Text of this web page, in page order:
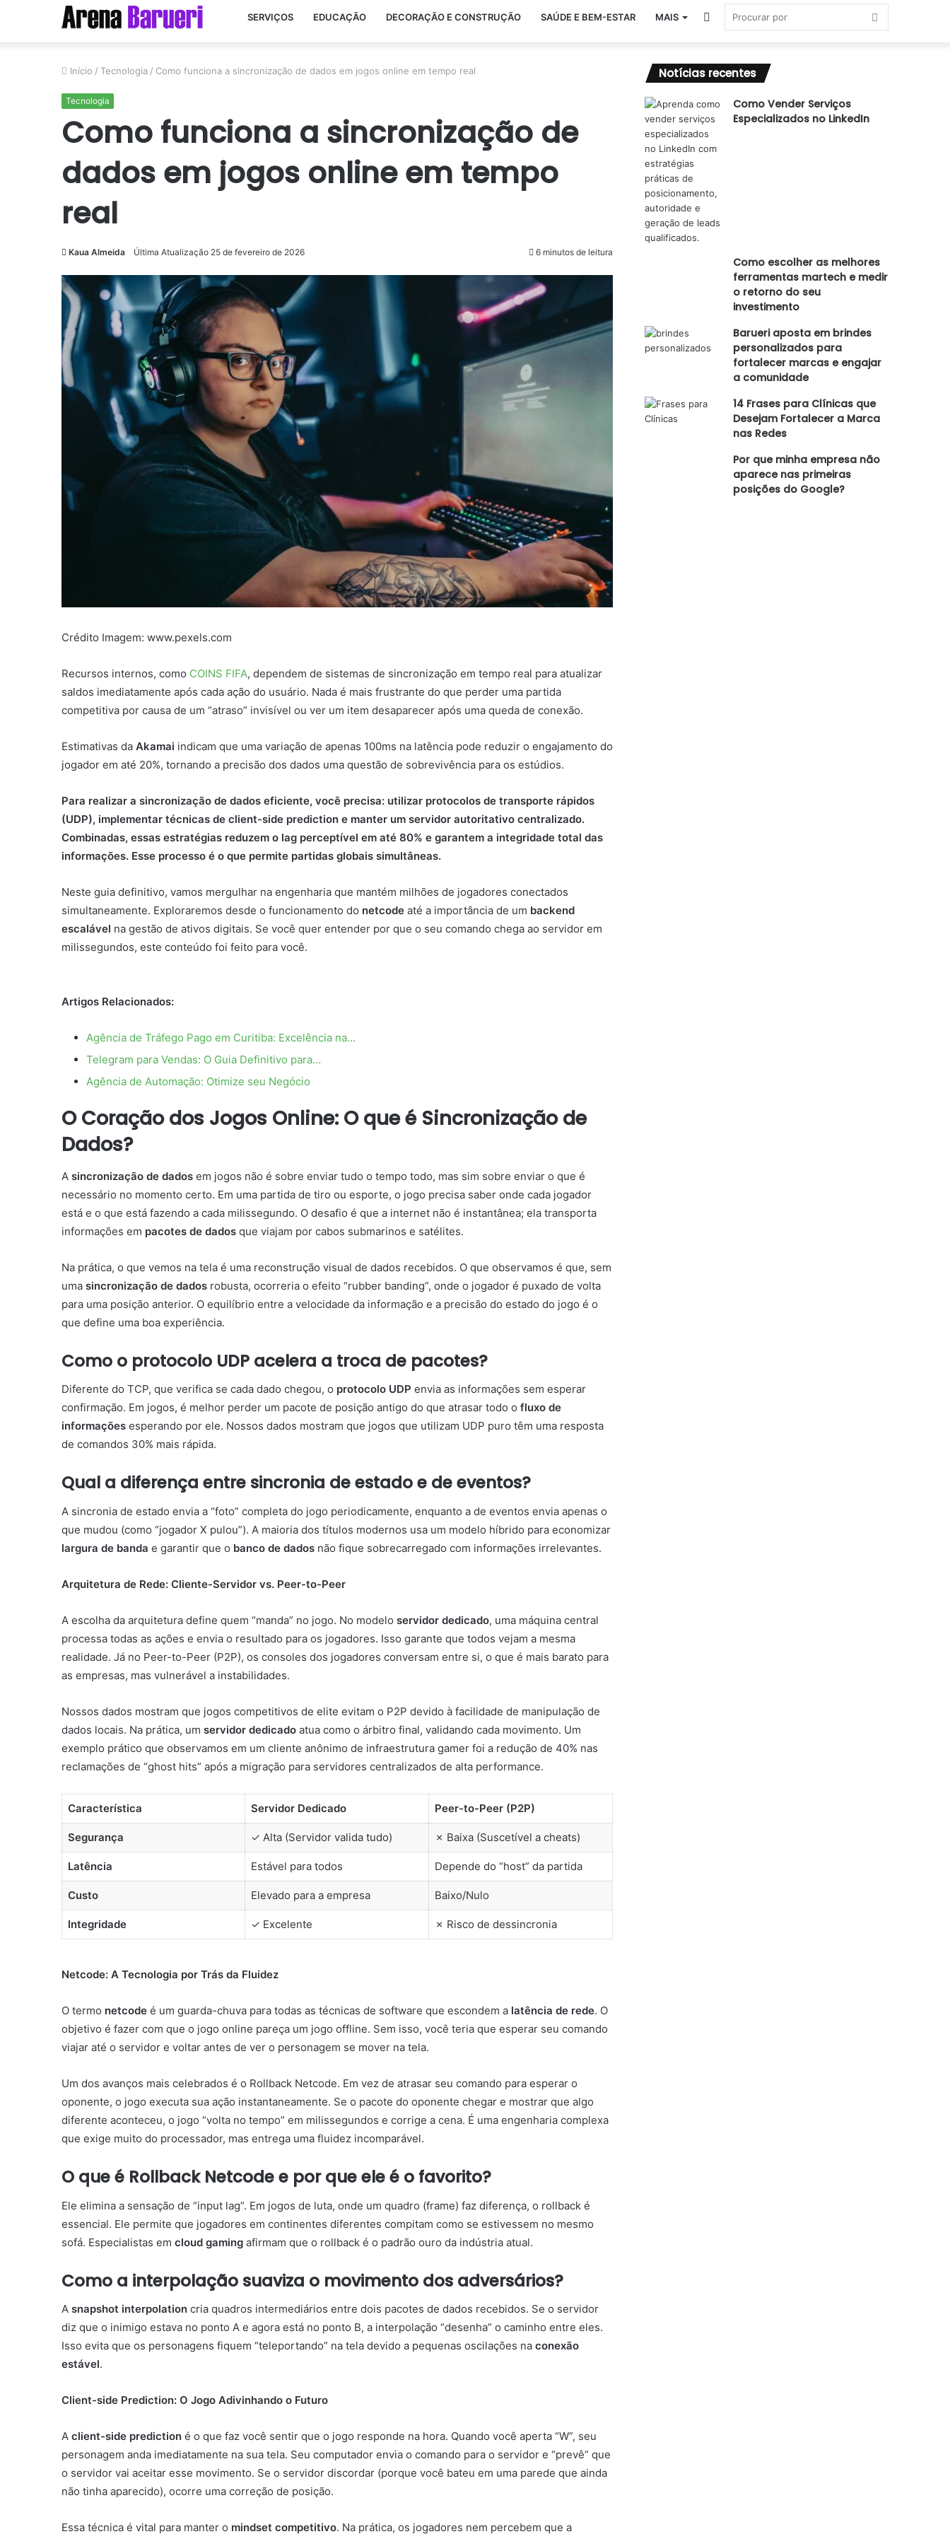
SERVIÇOS EDUCAÇÃO DECORAÇÃO E CONSTRUÇÃO SAÚDE E BEM-ESTAR MAIS Procurar
Switch
Início / Tecnologia / Como funciona a sincronização de dados em jogos online em tempo real
Tecnologia
Como funciona a sincronização de
dados em jogos online em tempo
real
Kaua Almeida Última Atualização 25 de fevereiro de 2026 6 minutos de leitura
Crédito Imagem: www.pexels.com
Recursos internos, como COINS FIFA, dependem de sistemas de sincronização em tempo real para atualizar
saldos imediatamente após cada ação do usuário. Nada é mais frustrante do que perder uma partida
competitiva por causa de um “atraso” invisível ou ver um item desaparecer após uma queda de conexão.
Estimativas da Akamai indicam que uma variação de apenas 100ms na latência pode reduzir o engajamento do
jogador em até 20%, tornando a precisão dos dados uma questão de sobrevivência para os estúdios.
Para realizar a sincronização de dados eficiente, você precisa: utilizar protocolos de transporte rápidos
(UDP), implementar técnicas de client-side prediction e manter um servidor autoritativo centralizado.
Combinadas, essas estratégias reduzem o lag perceptível em até 80% e garantem a integridade total das
informações. Esse processo é o que permite partidas globais simultâneas.
Neste guia definitivo, vamos mergulhar na engenharia que mantém milhões de jogadores conectados
simultaneamente. Exploraremos desde o funcionamento do netcode até a importância de um backend
escalável na gestão de ativos digitais. Se você quer entender por que o seu comando chega ao servidor em
milissegundos, este conteúdo foi feito para você.
Artigos Relacionados:
Agência de Tráfego Pago em Curitiba: Excelência na…
Telegram para Vendas: O Guia Definitivo para…
Agência de Automação: Otimize seu Negócio
O Coração dos Jogos Online: O que é Sincronização de
Dados?
A sincronização de dados em jogos não é sobre enviar tudo o tempo todo, mas sim sobre enviar o que é
necessário no momento certo. Em uma partida de tiro ou esporte, o jogo precisa saber onde cada jogador
está e o que está fazendo a cada milissegundo. O desafio é que a internet não é instantânea; ela transporta
informações em pacotes de dados que viajam por cabos submarinos e satélites.
Na prática, o que vemos na tela é uma reconstrução visual de dados recebidos. O que observamos é que, sem
uma sincronização de dados robusta, ocorreria o efeito “rubber banding”, onde o jogador é puxado de volta
para uma posição anterior. O equilíbrio entre a velocidade da informação e a precisão do estado do jogo é o
que define uma boa experiência.
Como o protocolo UDP acelera a troca de pacotes?
Diferente do TCP, que verifica se cada dado chegou, o protocolo UDP envia as informações sem esperar
confirmação. Em jogos, é melhor perder um pacote de posição antigo do que atrasar todo o fluxo de
informações esperando por ele. Nossos dados mostram que jogos que utilizam UDP puro têm uma resposta
de comandos 30% mais rápida.
Qual a diferença entre sincronia de estado e de eventos?
A sincronia de estado envia a “foto” completa do jogo periodicamente, enquanto a de eventos envia apenas o
que mudou (como “jogador X pulou”). A maioria dos títulos modernos usa um modelo híbrido para economizar
largura de banda e garantir que o banco de dados não fique sobrecarregado com informações irrelevantes.
Arquitetura de Rede: Cliente-Servidor vs. Peer-to-Peer
A escolha da arquitetura define quem “manda” no jogo. No modelo servidor dedicado, uma máquina central
processa todas as ações e envia o resultado para os jogadores. Isso garante que todos vejam a mesma
realidade. Já no Peer-to-Peer (P2P), os consoles dos jogadores conversam entre si, o que é mais barato para
as empresas, mas vulnerável a instabilidades.
Nossos dados mostram que jogos competitivos de elite evitam o P2P devido à facilidade de manipulação de
dados locais. Na prática, um servidor dedicado atua como o árbitro final, validando cada movimento. Um
exemplo prático que observamos em um cliente anônimo de infraestrutura gamer foi a redução de 40% nas
reclamações de “ghost hits” após a migração para servidores centralizados de alta performance.
Característica Servidor Dedicado Peer-to-Peer (P2P)
Segurança ✓ Alta (Servidor valida tudo) ✗ Baixa (Suscetível a cheats)
Latência Estável para todos Depende do “host” da partida
Custo Elevado para a empresa Baixo/Nulo
Integridade ✓ Excelente ✗ Risco de dessincronia
Netcode: A Tecnologia por Trás da Fluidez
O termo netcode é um guarda-chuva para todas as técnicas de software que escondem a latência de rede. O
objetivo é fazer com que o jogo online pareça um jogo offline. Sem isso, você teria que esperar seu comando
viajar até o servidor e voltar antes de ver o personagem se mover na tela.
Um dos avanços mais celebrados é o Rollback Netcode. Em vez de atrasar seu comando para esperar o
oponente, o jogo executa sua ação instantaneamente. Se o pacote do oponente chegar e mostrar que algo
diferente aconteceu, o jogo “volta no tempo” em milissegundos e corrige a cena. É uma engenharia complexa
que exige muito do processador, mas entrega uma fluidez incomparável.
O que é Rollback Netcode e por que ele é o favorito?
Ele elimina a sensação de “input lag”. Em jogos de luta, onde um quadro (frame) faz diferença, o rollback é
essencial. Ele permite que jogadores em continentes diferentes compitam como se estivessem no mesmo
sofá. Especialistas em cloud gaming afirmam que o rollback é o padrão ouro da indústria atual.
Como a interpolação suaviza o movimento dos adversários?
A snapshot interpolation cria quadros intermediários entre dois pacotes de dados recebidos. Se o servidor
diz que o inimigo estava no ponto A e agora está no ponto B, a interpolação “desenha” o caminho entre eles.
Isso evita que os personagens fiquem “teleportando” na tela devido a pequenas oscilações na conexão
estável.
Client-side Prediction: O Jogo Adivinhando o Futuro
A client-side prediction é o que faz você sentir que o jogo responde na hora. Quando você aperta “W”, seu
personagem anda imediatamente na sua tela. Seu computador envia o comando para o servidor e “prevê” que
o servidor vai aceitar esse movimento. Se o servidor discordar (porque você bateu em uma parede que ainda
não tinha aparecido), ocorre uma correção de posição.
Essa técnica é vital para manter o mindset competitivo. Na prática, os jogadores nem percebem que a
Notícias recentes
Como Vender Serviços
Especializados no LinkedIn
Como escolher as melhores
ferramentas martech e medir
o retorno do seu
investimento
Barueri aposta em brindes
personalizados para
fortalecer marcas e engajar
a comunidade
14 Frases para Clínicas que
Desejam Fortalecer a Marca
nas Redes
Por que minha empresa não
aparece nas primeiras
posições do Google?